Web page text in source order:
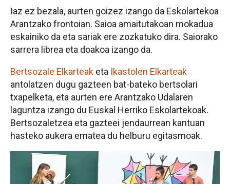
Iaz ez bezala, aurten goizez izango da Eskolartekoa
Arantzako frontoian. Saioa amaitutakoan mokadua
eskainiko da eta sariak ere zozkatuko dira. Saiorako
sarrera librea eta doakoa izango da.
Bertsozale Elkarteak eta Ikastolen Elkarteak
antolatzen dugu gazteen bat-bateko bertsolari
txapelketa, eta aurten ere Arantzako Udalaren
laguntza izango du Euskal Herriko Eskolartekoak.
Bertsozaletzea eta gazteei jendaurrean kantuan
hasteko aukera ematea du helburu egitasmoak.